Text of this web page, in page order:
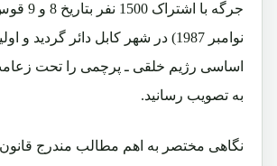
نوامبر 1987) در شهر کابل دائر گردید و
اساسی رژیم خلقی ـ پرچمی را تحت
به تصویب رسانید.